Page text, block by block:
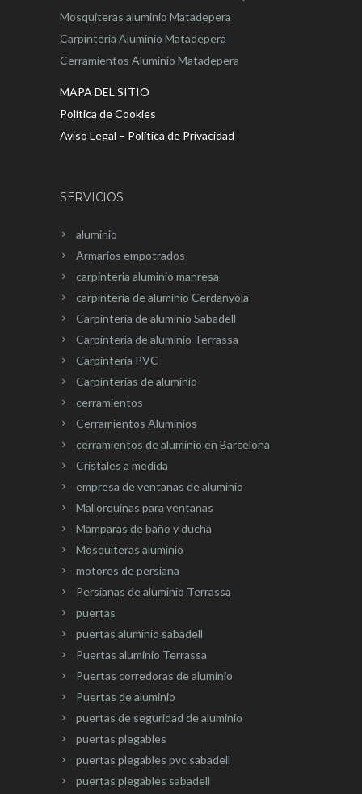
Mosquiteras aluminio Matadepera
Carpinteria Aluminio Matadepera
Cerramientos Aluminio Matadepera
MAPA DEL SITIO
Política de Cookies
Aviso Legal – Política de Privacidad
SERVICIOS
aluminio
Armarios empotrados
carpínteria aluminio manresa
carpintería de aluminio Cerdanyola
Carpintería de aluminio Sabadell
Carpintería de aluminio Terrassa
Carpinteria PVC
Carpinterias de aluminio
cerramientos
Cerramientos Aluminios
cerramientos de aluminio en Barcelona
Cristales a medida
empresa de ventanas de aluminio
Mallorquinas para ventanas
Mamparas de baño y ducha
Mosquiteras aluminio
motores de persiana
Persianas de aluminio Terrassa
puertas
puertas aluminio sabadell
Puertas aluminio Terrassa
Puertas corredoras de aluminio
Puertas de aluminio
puertas de seguridad de aluminio
puertas plegables
puertas plegables pvc sabadell
puertas plegables sabadell